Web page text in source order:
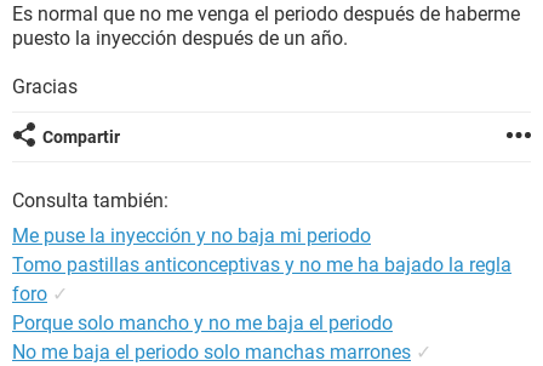
SEXUALIDAD
Es normal que no me venga el periodo después de haberme
puesto la inyección después de un año.
Gracias
Compartir
Consulta también:
Me puse la inyección y no baja mi periodo
Tomo pastillas anticonceptivas y no me ha bajado la regla
foro ✓
Porque solo mancho y no me baja el periodo
No me baja el periodo solo manchas marrones ✓